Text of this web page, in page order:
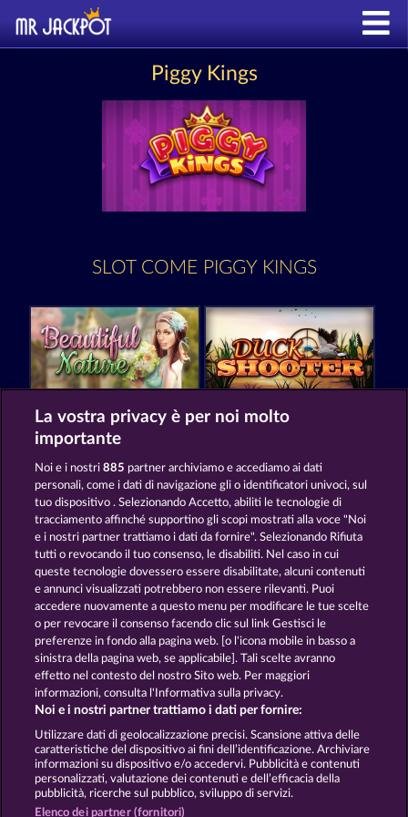
Piggy Kings
SLOT COME PIGGY KINGS
Beautiful Nature Duck Shooter
Eggciting Fruits - Hold & Spin Super Duper Moorhuhn
Termini e condizioni
Informativa sulla privacy e cookies
Note legali Società FAQ
Invia richiesta di recesso
La vostra privacy è per noi molto
importante
Noi e i nostri885 partner archiviamo e accediamo ai dati
personali, come i dati di navigazione gli o identificatori univoci, sul
tuo dispositivo . Selezionando Accetto, abiliti le tecnologie di
tracciamento affinché supportino gli scopi mostrati alla voce "Noi
e i nostri partner trattiamo i dati da fornire". Selezionando Rifiuta
tutti o revocando il tuo consenso, le disabiliti. Nel caso in cui
queste tecnologie dovessero essere disabilitate, alcuni contenuti
e annunci visualizzati potrebbero non essere rilevanti. Puoi
accedere nuovamente a questo menu per modificare le tue scelte
o per revocare il consenso facendo clic sul link Gestisci le
preferenze in fondo alla pagina web. [o l'icona mobile in basso a
sinistra della pagina web, se applicabile]. Tali scelte avranno
effetto nel contesto del nostro Sito web. Per maggiori
informazioni, consulta l'Informativa sulla privacy.
Noi e i nostri partner trattiamo i dati per fornire:
Utilizzare dati di geolocalizzazione precisi. Scansione attiva delle
caratteristiche del dispositivo ai fini dell’identificazione. Archiviare
informazioni su dispositivo e/o accedervi. Pubblicità e contenuti
personalizzati, valutazione dei contenuti e dell’efficacia della
pubblicità, ricerche sul pubblico, sviluppo di servizi.
Elenco dei partner (fornitori)